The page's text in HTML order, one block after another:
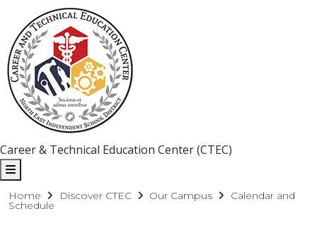
Career & Technical Education Center (CTEC)
Home Discover CTEC Our Campus Calendar and
Schedule